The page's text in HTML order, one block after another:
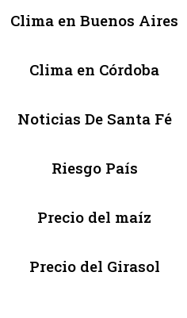
Clima en Buenos Aires
Clima en Córdoba
Noticias De Santa Fé
Riesgo País
Precio del maíz
Precio del Girasol